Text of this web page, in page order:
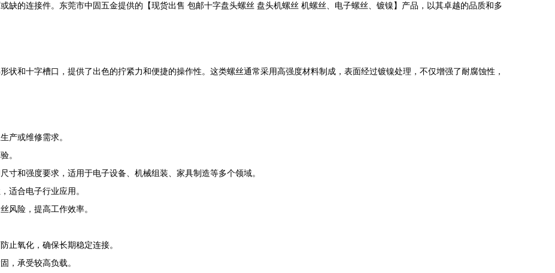
缺的连接件。东莞市中固五金提供的【现货出售 包邮十字盘头螺丝 盘头机螺丝 机螺丝、电子螺丝、镀镍】产品，以其卓越的品质和多
状和十字槽口，提供了出色的拧紧力和便捷的操作性。这类螺丝通常采用高强度材料制成，表面经过镀镍处理，不仅增强了耐腐蚀性，
产或维修需求。
。
寸和强度要求，适用于电子设备、机械组装、家具制造等多个领域。
适合电子行业应用。
风险，提高工作效率。
止氧化，确保长期稳定连接。
，承受较高负载。